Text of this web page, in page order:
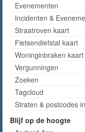
Evenementen
Incidenten &
Straatroven kaart
Fietsendiefstal kaart
Woninginbraken kaart
Vergunningen
Zoeken
Tagcloud
Straten & postcodes
Blijf op de hoogte